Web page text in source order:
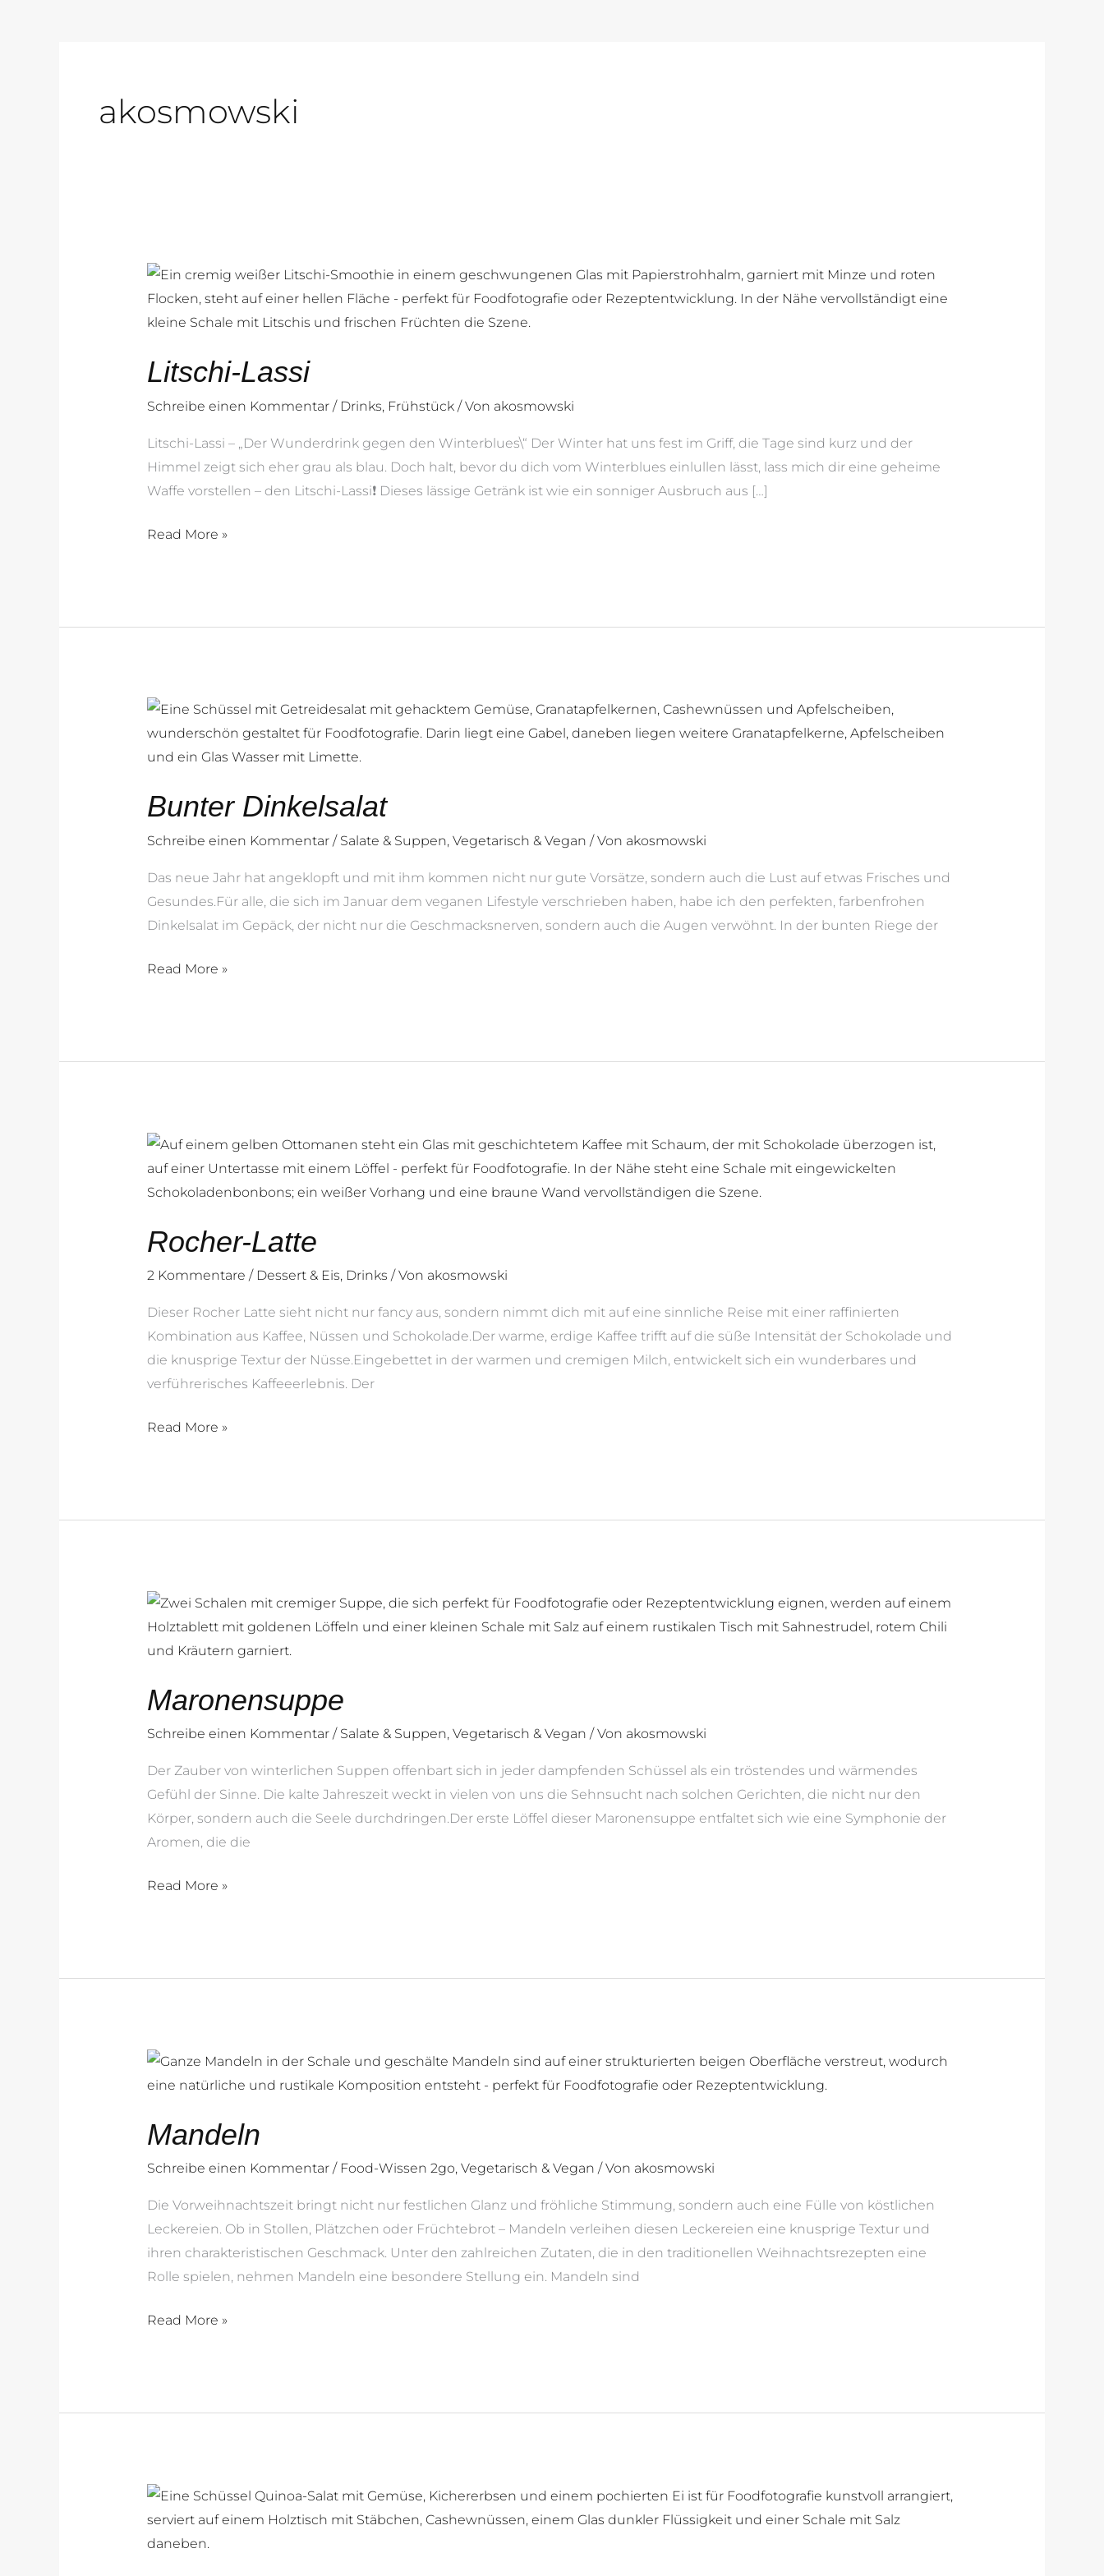
akosmowski
Litschi-Lassi
Schreibe einen Kommentar / Drinks, Frühstück/ Von akosmowski
Litschi-Lassi – „Der Wunderdrink gegen den Winterblues\“ Der Winter hat uns fest im Griff, die Tage sind kurz und der
Himmel zeigt sich eher grau als blau. Doch halt, bevor du dich vom Winterblues einlullen lässt, lass mich dir eine geheime
Waffe vorstellen – den Litschi-Lassi❗️ Dieses lässige Getränk ist wie ein sonniger Ausbruch aus […]
Litschi-
Lassi
Read More »
Bunter Dinkelsalat
Schreibe einen Kommentar / Salate & Suppen, Vegetarisch & Vegan / Von akosmowski
Das neue Jahr hat angeklopft und mit ihm kommen nicht nur gute Vorsätze, sondern auch die Lust auf etwas Frisches und
Gesundes.Für alle, die sich im Januar dem veganen Lifestyle verschrieben haben, habe ich den perfekten, farbenfrohen
Dinkelsalat im Gepäck, der nicht nur die Geschmacksnerven, sondern auch die Augen verwöhnt. In der bunten Riege der
Bunter
Dinkelsalat
Read More »
Rocher-Latte
2 Kommentare / Dessert & Eis, Drinks / Von akosmowski
Dieser Rocher Latte sieht nicht nur fancy aus, sondern nimmt dich mit auf eine sinnliche Reise mit einer raffinierten
Kombination aus Kaffee, Nüssen und Schokolade.Der warme, erdige Kaffee trifft auf die süße Intensität der Schokolade und
die knusprige Textur der Nüsse.Eingebettet in der warmen und cremigen Milch, entwickelt sich ein wunderbares und
verführerisches Kaffeeerlebnis. Der
Rocher-
Latte
Read More »
Maronensuppe
Schreibe einen Kommentar / Salate & Suppen, Vegetarisch & Vegan / Von akosmowski
Der Zauber von winterlichen Suppen offenbart sich in jeder dampfenden Schüssel als ein tröstendes und wärmendes
Gefühl der Sinne. Die kalte Jahreszeit weckt in vielen von uns die Sehnsucht nach solchen Gerichten, die nicht nur den
Körper, sondern auch die Seele durchdringen.Der erste Löffel dieser Maronensuppe entfaltet sich wie eine Symphonie der
Aromen, die die
Maronensuppe
Read More »
Mandeln
Schreibe einen Kommentar / Food-Wissen 2go, Vegetarisch & Vegan / Von akosmowski
Die Vorweihnachtszeit bringt nicht nur festlichen Glanz und fröhliche Stimmung, sondern auch eine Fülle von köstlichen
Leckereien. Ob in Stollen, Plätzchen oder Früchtebrot – Mandeln verleihen diesen Leckereien eine knusprige Textur und
ihren charakteristischen Geschmack. Unter den zahlreichen Zutaten, die in den traditionellen Weihnachtsrezepten eine
Rolle spielen, nehmen Mandeln eine besondere Stellung ein. Mandeln sind
Mandeln
Read More »
Quinoa-
Tricolore
mit